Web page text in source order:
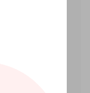
我們。将會第一
家參考、學習，
權歸原著所有，